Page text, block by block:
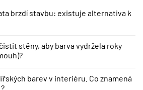
brzdí stavbu: existuje alternativa k
stěny, aby barva vydržela roky
barev v interiéru. Co znamená